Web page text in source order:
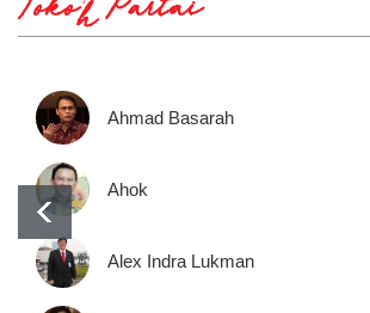
Tokoh Partai
Ahmad Basarah
Ahok
Alex Indra Lukman